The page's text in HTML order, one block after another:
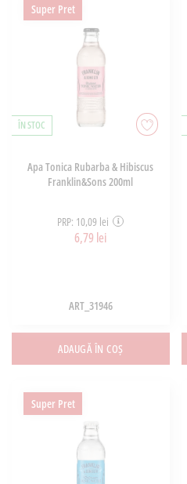
Super Pret
ÎN STOC
Apa Tonica Rubarba & Hibiscus
Franklin&Sons 200ml
PRP: 10,09 lei
6,79 lei
ART_31946
ADAUGĂ ÎN COȘ
Super Pret